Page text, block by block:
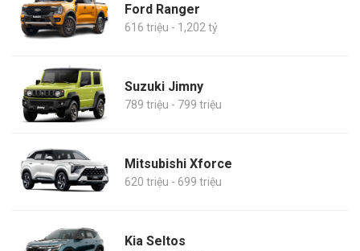
Ford Ranger
616 triệu - 1,202 tỷ
Suzuki Jimny
789 triệu - 799 triệu
Mitsubishi Xforce
620 triệu - 699 triệu
Kia Seltos